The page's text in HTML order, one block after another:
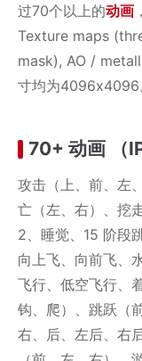
过70个以上的动画
Texture maps
mask), AO /
寸均为4096x4096
70+ 动画 （
攻击（上、前、左
亡（左、右）、挖
2、睡觉、15 阶段
向上飞、向前飞、
飞行、低空飞行、
钩、爬）、跳跃（
右、后、左后、右